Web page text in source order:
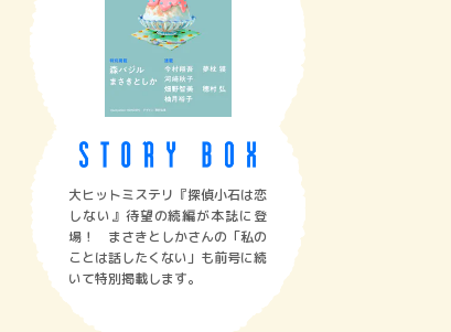
大ヒットミステリ『探偵小石は恋
しない』待望の続編が本誌に登
場！ まさきとしかさんの「私の
ことは話したくない」も前号に続
いて特別掲載します。